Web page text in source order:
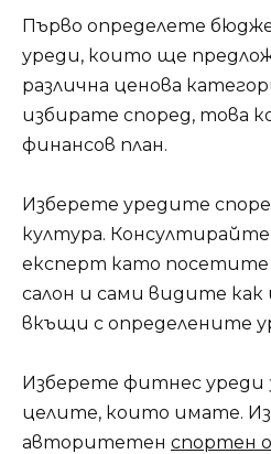
Първо определете
уреди, които ще
различна ценова
избирате според, това
финансов план.
Изберете уредите
култура.
експерт като
салон и сами видите
вкъщи с определените
Изберете фитнес уреди
целите, които имате.
авторитетен спортен